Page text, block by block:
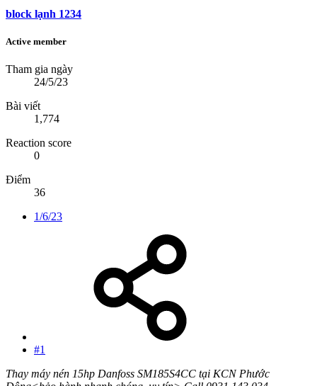
block lạnh 1234
Active member
Tham gia ngày
24/5/23
Bài viết
1,774
Reaction score
0
Điểm
36
1/6/23
#1
Thay máy nén 15hp Danfoss SM185S4CC tại KCN Phước